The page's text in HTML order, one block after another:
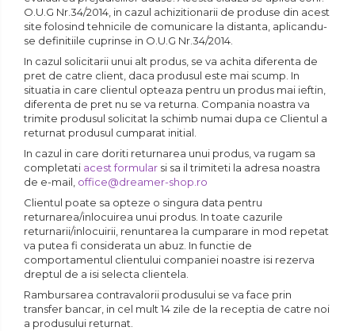
O.U.G Nr.34/2014, in cazul achizitionarii de produse din acest
site folosind tehnicile de comunicare la distanta, aplicandu-
se definitiile cuprinse in O.U.G Nr.34/2014.
In cazul solicitarii unui alt produs, se va achita diferenta de
pret de catre client, daca produsul este mai scump. In
situatia in care clientul opteaza pentru un produs mai ieftin,
diferenta de pret nu se va returna. Compania noastra va
trimite produsul solicitat la schimb numai dupa ce Clientul a
returnat produsul cumparat initial.
In cazul in care doriti returnarea unui produs, va rugam sa
completati acest formular si sa il trimiteti la adresa noastra
de e-mail, office@dreamer-shop.ro
Clientul poate sa opteze o singura data pentru
returnarea/inlocuirea unui produs. In toate cazurile
returnarii/inlocuirii, renuntarea la cumparare in mod repetat
va putea fi considerata un abuz. In functie de
comportamentul clientului companiei noastre isi rezerva
dreptul de a isi selecta clientela.
Rambursarea contravalorii produsului se va face prin
transfer bancar, in cel mult 14 zile de la receptia de catre noi
a produsului returnat.